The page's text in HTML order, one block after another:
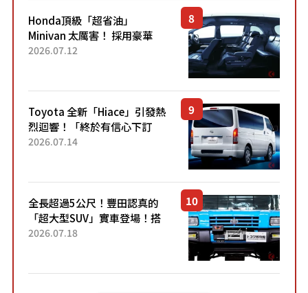
Honda頂級「超省油」
Minivan 太厲害！ 採用豪華
「真皮座椅」與專屬「黑色內
「三...
2026.07.12
Toyota 全新「Hiace」引發熱
烈迴響！「終於有信心下訂
了！」「哪個等級交車最
車？...
2026.07.14
全長超過5公尺！豐田認真的
「超大型SUV」實車登場！搭
載後輪也會轉向的「四輪轉
「Mega C...
2026.07.18